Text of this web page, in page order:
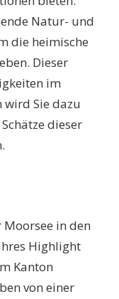
Natur- und
die heimische
Dieser
im
wird Sie dazu
dieser
in den
Highlight
Kanton
von einer